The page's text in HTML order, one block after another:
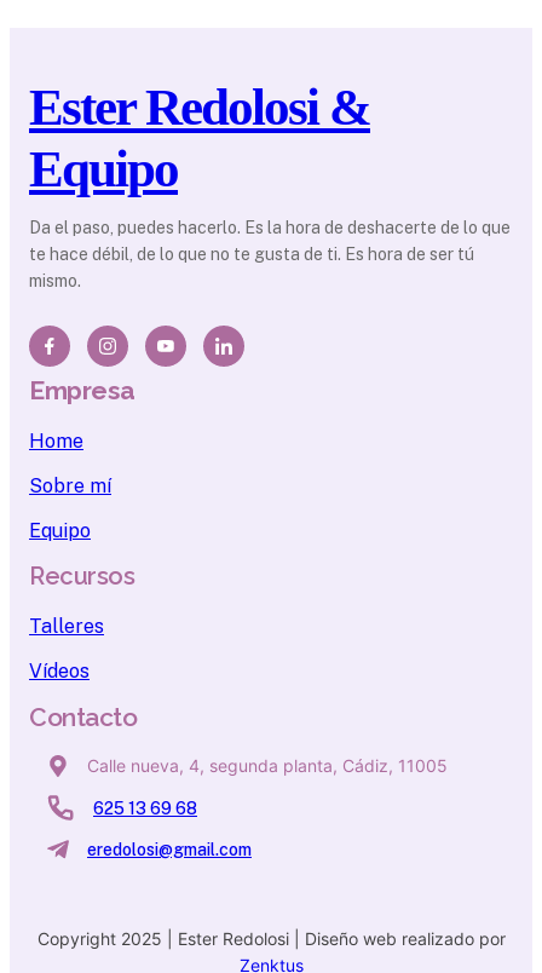
Ester Redolosi &
Equipo
Da el paso, puedes hacerlo. Es la hora de deshacerte de lo que
te hace débil, de lo que no te gusta de ti. Es hora de ser tú
mismo.
Empresa
Home
Sobre mí
Equipo
Recursos
Talleres
Vídeos
Contacto
Calle nueva, 4, segunda planta, Cádiz, 11005
625 13 69 68
eredolosi@gmail.com
Copyright 2025 | Ester Redolosi | Diseño web realizado por
Zenktus